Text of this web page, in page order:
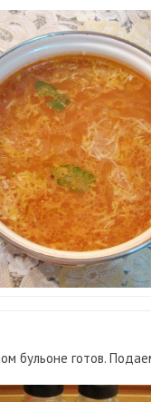
бульоне готов.